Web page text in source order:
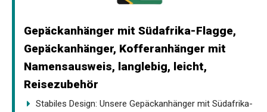
Gepäckanhänger mit Südafrika-Flagge,
Gepäckanhänger, Kofferanhänger mit
Namensausweis, langlebig, leicht,
Reisezubehör
Stabiles Design: Unsere Gepäckanhänger mit Südafrika-